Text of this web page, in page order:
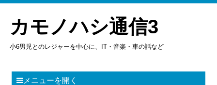
カモノハシ通信3
小6男児とのレジャーを中心に、IT・音楽・車の話など
メニューを開く